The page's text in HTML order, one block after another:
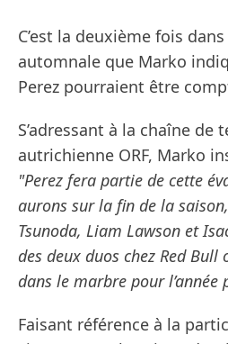
C’est la deuxième fois
automnale que Marko
Perez pourraient être
S’adressant à la chaîne de
autrichienne ORF, Marko
"Perez fera partie de cette
aurons sur la fin de la
Tsunoda, Liam Lawson et
des deux duos chez Red Bull
dans le marbre pour l’année
Faisant référence à la